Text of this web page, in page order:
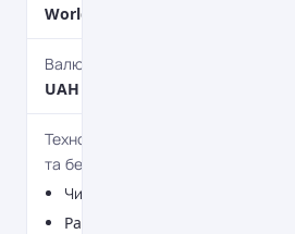
World Elite
Валюта
UAH
Технології
та безпека
Чип
PayPass